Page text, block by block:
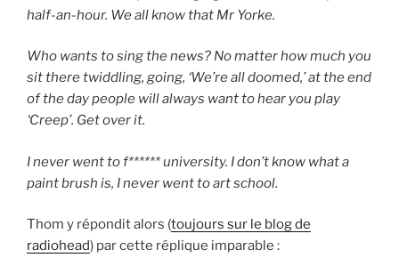
half-an-hour. We all know that Mr Yorke.
Who wants to sing the news? No matter how much you
sit there twiddling, going, ‘We’re all doomed,’ at the end
of the day people will always want to hear you play
‘Creep’. Get over it.
I never went to f****** university. I don’t know what a
paint brush is, I never went to art school.
Thom y répondit alors (toujours sur le blog de
radiohead) par cette réplique imparable :